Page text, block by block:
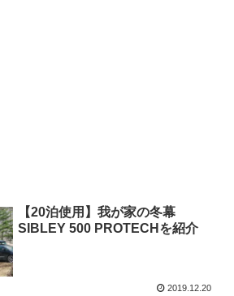
【20泊使用】我が家の冬幕
SIBLEY 500 PROTECHを紹介
2019.12.20